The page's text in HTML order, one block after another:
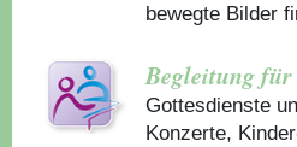
bewegte Bilder
Begleitung für
Gottesdienste
Konzerte,